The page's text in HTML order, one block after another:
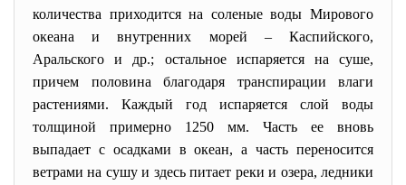
количества приходится на соленые воды Мирового
океана и внутренних морей – Каспийского,
Аральского и др.; остальное испаряется на суше,
причем половина благодаря транспирации влаги
растениями. Каждый год испаряется слой воды
толщиной примерно 1250 мм. Часть ее вновь
выпадает с осадками в океан, а часть переносится
ветрами на сушу и здесь питает реки и озера, ледники